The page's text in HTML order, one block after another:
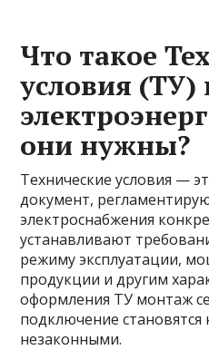
Что такое
условия (ТУ)
они нужны?
Технические условия —
документ,
электроснабжения
устанавливают
режиму эксплуатации,
продукции и другим
оформления ТУ монтаж
подключение
незаконными.